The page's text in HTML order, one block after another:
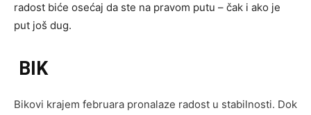
radost biće osećaj da ste na pravom putu – čak i ako je
put još dug.
BIK
Bikovi krajem februara pronalaze radost u stabilnosti. Dok